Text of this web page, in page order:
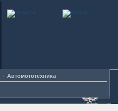
Автомототехника